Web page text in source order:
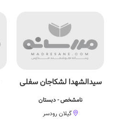
سیدالشهدا لشکاجان سفلی
نامشخص - دبستان
گیلان رودسر